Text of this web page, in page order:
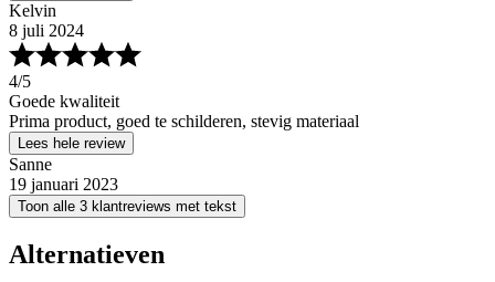
Kelvin
8 juli 2024
4/5
Goede kwaliteit
Prima product, goed te schilderen, stevig materiaal
Lees hele review
Sanne
19 januari 2023
Toon alle 3 klantreviews met tekst
Alternatieven